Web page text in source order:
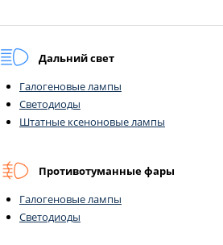
Дальний свет
Галогеновые лампы
Светодиоды
Штатные ксеноновые лампы
Противотуманные фары
Галогеновые лампы
Светодиоды